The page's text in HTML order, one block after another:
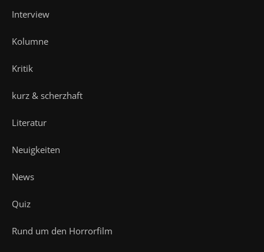
Interview
Kolumne
Kritik
kurz & scherzhaft
Literatur
Neuigkeiten
News
Quiz
Rund um den Horrorfilm